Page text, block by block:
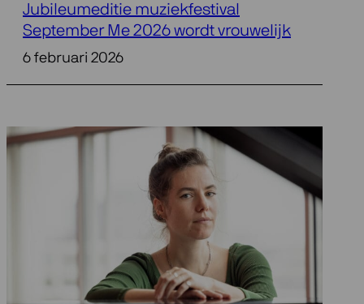
Jubileumeditie muziekfestival
September Me 2026 wordt vrouwelijk
6 februari 2026